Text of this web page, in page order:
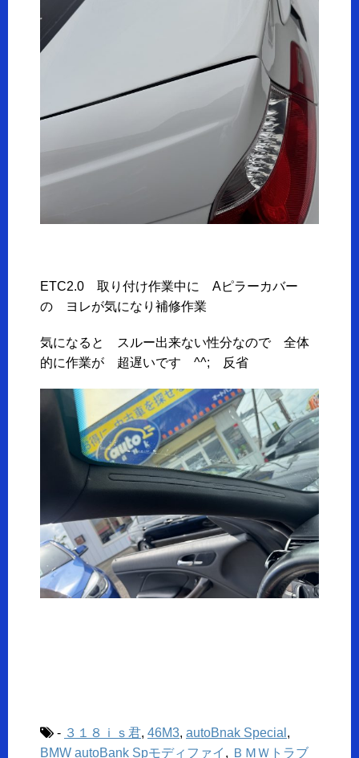
ETC2.0 取り付け作業中に Aピラーカバー
の ヨレが気になり補修作業
気になると スルー出来ない性分なので 全体
的に作業が 超遅いです ^^; 反省
- ３１８ｉｓ君, 46M3, autoBnak Special ,
BMW autoBank Spモディファイ , ＢＭＷトラブ